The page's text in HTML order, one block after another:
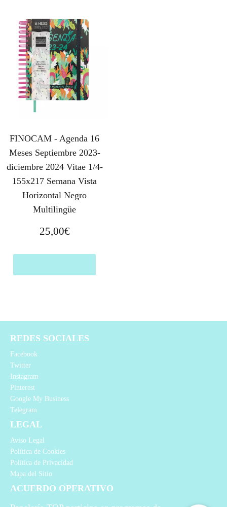
FINOCAM - Agenda 16
Meses Septiembre 2023-
diciembre 2024 Vitae 1/4-
155x217 Semana Vista
Horizontal Negro
Multilingüe
25,00€
REDES SOCIALES
Facebook
Twitter
Instagram
Pinterest
Google My Business
Telegram
LEGAL
Aviso Legal
Política de Cookies
Política de Privacidad
Mapa del Sitio
ACUERDO OPERATIVO